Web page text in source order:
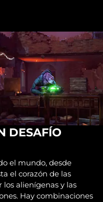
DESAFÍO
el mundo, desde
el corazón de las
alienígenas y las
Hay combinaciones